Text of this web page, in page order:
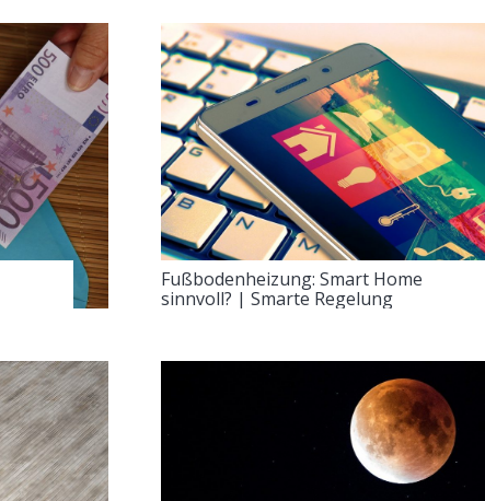
Fußbodenheizung: Smart Home
sinnvoll? | Smarte Regelung